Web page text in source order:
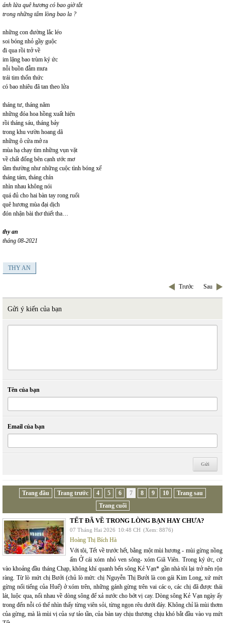
ánh lửa quê hương có bao giờ tắt
trong những tấm lòng bao la ?
những con đường lắc léo
soi bóng nhỏ gầy guộc
đi qua rồi trở về
im lặng bao trùm ký ức
nỗi buồn đẫm mưa
trái tim thổn thức
có bao nhiêu đã tan theo lửa
tháng tư, tháng năm
những đóa hoa hồng xuất hiện
rồi tháng sáu, tháng bảy
trong khu vườn hoang dã
những ô cửa mở ra
mùa hạ chạy tìm những vụn vặt
về chất đống bên cạnh ước mơ
tầm thường như những cuộc tình bóng xế
tháng tám, tháng chín
nhìn nhau không nói
quá đủ cho hai bàn tay rong ruổi
quê hương mùa đại dịch
đón nhận bài thơ thiết tha…
thy an
tháng 08-2021
THY AN
Trước Sau
Gửi ý kiến của bạn
Tên của bạn
Email của bạn
Trang đầu Trang trước 4 5 6 7 8 9 10
Trang sau
Trang cuối
TẾT ĐÃ VỀ TRONG LÒNG BẠN HAY CHƯA?
07 Tháng Hai 2026 10:48 CH (Xem: 8876)
Hoàng Thị Bích Hà
Với tôi, Tết về trước hết, bằng một mùi hương - mùi gừng nồng
ấm Ở cái xóm nhỏ ven sông- xóm Giã Viên. Trong ký ức, cứ
vào khoảng đầu tháng Chạp, không khí quanh bến sông Kẻ Vạn* gần nhà tôi lại trở nên rộn
ràng. Từ lò mứt chị Bưởi (chủ lò mứt: chị Nguyễn Thị Bưởi là con gái Kim Long, xứ mứt
gừng nổi tiếng của Huế) ở xóm trên, những gánh gừng trên vai các o, các chị đã được thái
lát, luộc qua, nối nhau về dòng sông để xả nước cho bớt vị cay. Dòng sông Kẻ Vạn ngày ấy
trong đến nỗi có thể nhìn thấy từng viên sỏi, từng ngọn rêu dưới đáy. Không chỉ là mùi thơm
của gừng, mà là mùi vị của sự tảo tần, của bàn tay chịu thương chịu khó bắt đầu vào vụ mứt